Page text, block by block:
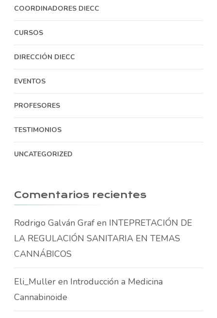
COORDINADORES DIECC
CURSOS
DIRECCIÓN DIECC
EVENTOS
PROFESORES
TESTIMONIOS
UNCATEGORIZED
Comentarios recientes
Rodrigo Galván Graf en INTEPRETACIÓN DE
LA REGULACIÓN SANITARIA EN TEMAS
CANNÁBICOS
Eli_Muller en Introducción a Medicina
Cannabinoide